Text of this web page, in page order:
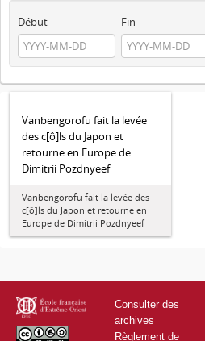
Début Fin
Vanbengorofu fait la levée
des c[ô]ls du Japon et
retourne en Europe de
Dimitrii Pozdnyeef
Vanbengorofu fait la levée des
c[ô]ls du Japon et retourne en
Europe de Dimitrii Pozdnyeef
Consulter des
archives
Règlement de